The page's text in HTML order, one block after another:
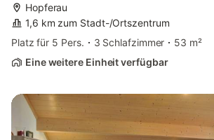
Hopferau
1,6 km zum Stadt-/Ortszentrum
Platz für 5 Pers.
3 Schlafzimmer
53 m²
Eine weitere Einheit verfügbar